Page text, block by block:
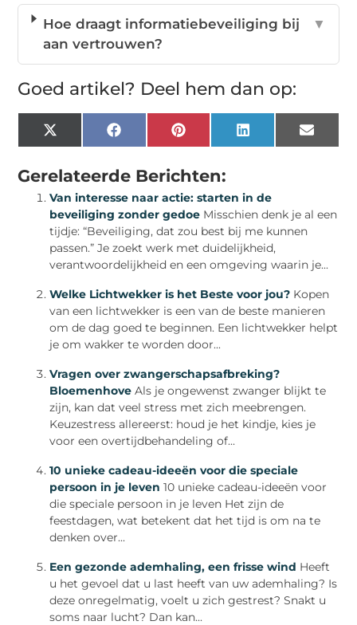
Hoe draagt informatiebeveiliging bij
aan vertrouwen?
▼
Goed artikel? Deel hem dan op:
X
(Twitter)
FacebookPinterestLinkedInEmail
Gerelateerde Berichten:
Van interesse naar actie: starten in de
beveiliging zonder gedoe Misschien denk je al een
tijdje: “Beveiliging, dat zou best bij me kunnen
passen.” Je zoekt werk met duidelijkheid,
verantwoordelijkheid en een omgeving waarin je...
Welke Lichtwekker is het Beste voor jou? Kopen
van een lichtwekker is een van de beste manieren
om de dag goed te beginnen. Een lichtwekker helpt
je om wakker te worden door...
Vragen over zwangerschapsafbreking?
Bloemenhove Als je ongewenst zwanger blijkt te
zijn, kan dat veel stress met zich meebrengen.
Keuzestress allereerst: houd je het kindje, kies je
voor een overtijdbehandeling of...
10 unieke cadeau-ideeën voor die speciale
persoon in je leven 10 unieke cadeau-ideeën voor
die speciale persoon in je leven Het zijn de
feestdagen, wat betekent dat het tijd is om na te
denken over...
Een gezonde ademhaling, een frisse wind Heeft
u het gevoel dat u last heeft van uw ademhaling? Is
deze onregelmatig, voelt u zich gestrest? Snakt u
soms naar lucht? Dan kan...